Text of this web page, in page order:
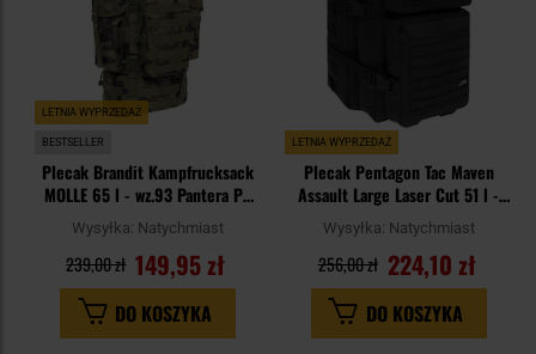
LETNIA WYPRZEDAŻ
BESTSELLER
Plecak Brandit Kampfrucksack
MOLLE 65 l - wz.93 Pantera PL
Woodland
Wysyłka: Natychmiast
149,95 zł
239,00 zł
DO KOSZYKA
LETNIA WYPRZEDAŻ
Plecak Pentagon Tac Maven
Assault Large Laser Cut 51 l -
Black
Wysyłka: Natychmiast
224,10 zł
256,00 zł
DO KOSZYKA